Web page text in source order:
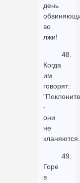
день
во
лжи!
48.
Когда
им
говорят:
-
они
не
кланяются.
49.
Горе
в